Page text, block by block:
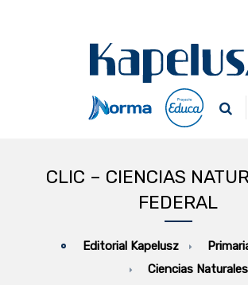
CLIC – CIENCIAS
FEDERAL
Editorial Kapelusz
Ciencias Naturales